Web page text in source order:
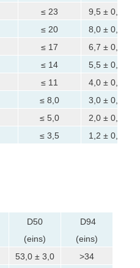
≤ 23
9,5 ± 0,8
≤ 20
8,0 ± 0,6
≤ 17
6,7 ± 0,6
≤ 14
5,5 ± 0,5
≤ 11
4,0 ± 0,5
≤ 8,0
3,0 ± 0,4
≤ 5,0
2,0 ± 0,4
≤ 3,5 1,2 ± 0,3
D50
(eins)
D94
(eins)
53,0 ± 3,0
>34